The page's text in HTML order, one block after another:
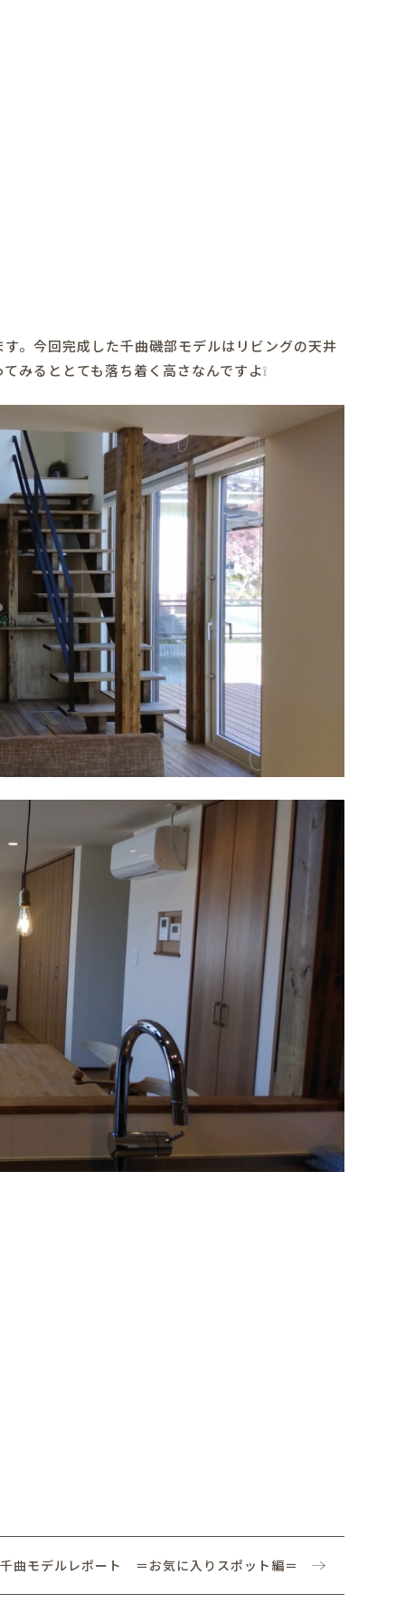
。今回完成した千曲磯部モデルはリビングの天井
みるととても落ち着く高さなんですよ❕
千曲モデルレポート ＝お気に入りスポット編＝